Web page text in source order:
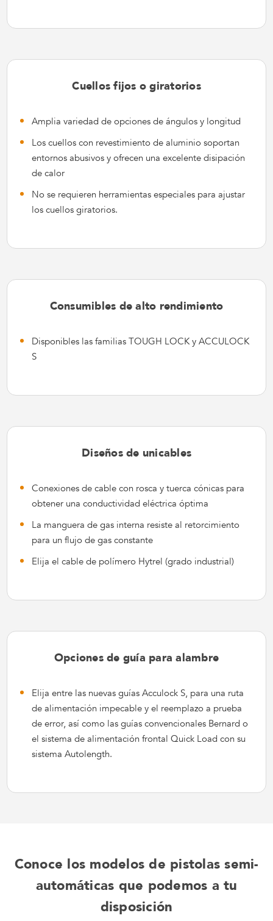
Cuellos fijos o giratorios
Amplia variedad de opciones de ángulos y longitud
Los cuellos con revestimiento de aluminio soportan
entornos abusivos y ofrecen una excelente disipación
de calor
No se requieren herramientas especiales para ajustar
los cuellos giratorios.
Consumibles de alto rendimiento
Disponibles las familias TOUGH LOCK y ACCULOCK
S
Diseños de unicables
Conexiones de cable con rosca y tuerca cónicas para
obtener una conductividad eléctrica óptima
La manguera de gas interna resiste al retorcimiento
para un flujo de gas constante
Elija el cable de polímero Hytrel (grado industrial)
Opciones de guía para alambre
Elija entre las nuevas guías Acculock S, para una ruta
de alimentación impecable y el reemplazo a prueba
de error, así como las guías convencionales Bernard o
el sistema de alimentación frontal Quick Load con su
sistema Autolength.
Conoce los modelos de pistolas semi-
automáticas que podemos a tu
disposición